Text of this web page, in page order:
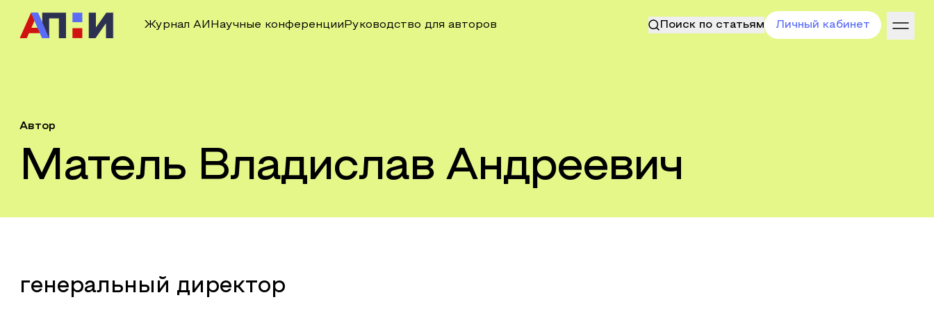
Журнал АИ Научные конференции Руководство для авторов Поиск по статьям Личный кабинет
Автор
Матель Владислав Андреевич
генеральный директор